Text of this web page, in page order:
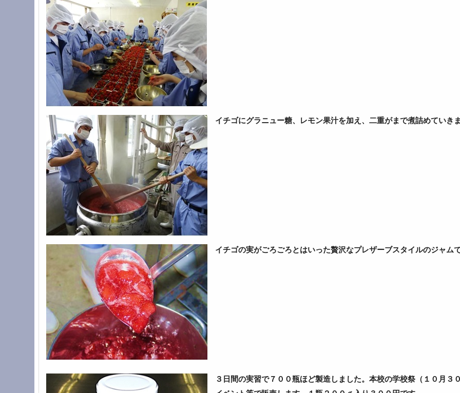
イチゴにグラニュー糖、レモン果汁を加え、二重がまで煮詰めていき
イチゴの実がごろごろとはいった贅沢なプレザーブスタイルのジャム
３日間の実習で７００瓶ほど製造しました。本校の学校祭（１０月３